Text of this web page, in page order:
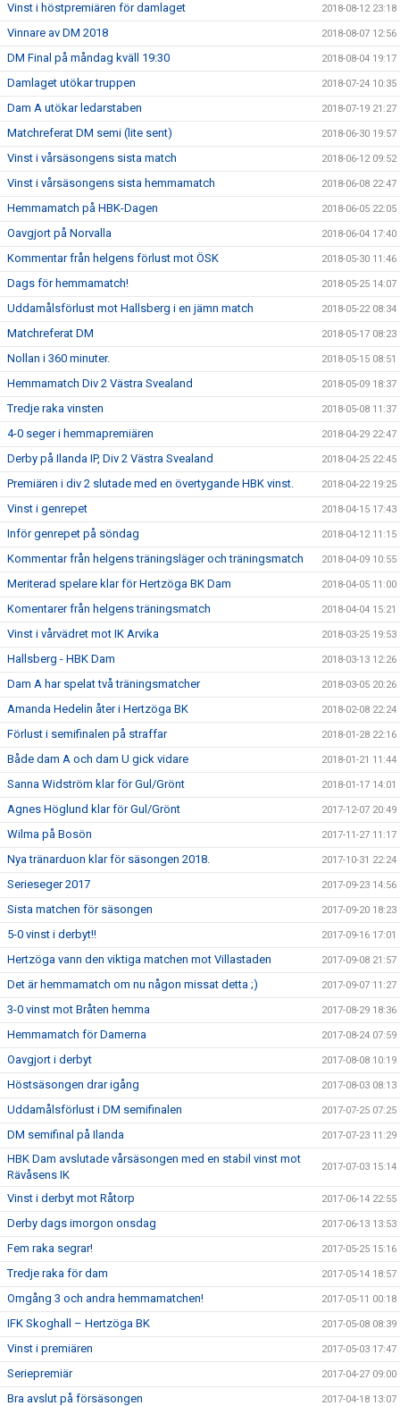
Vinst i höstpremiären för damlaget 2018-08-12 23:18
Vinnare av DM 2018 2018-08-07 12:56
DM Final på måndag kväll 19:30 2018-08-04 19:17
Damlaget utökar truppen 2018-07-24 10:35
Dam A utökar ledarstaben 2018-07-19 21:27
Matchreferat DM semi (lite sent) 2018-06-30 19:57
Vinst i vårsäsongens sista match 2018-06-12 09:52
Vinst i vårsäsongens sista hemmamatch 2018-06-08 22:47
Hemmamatch på HBK-Dagen 2018-06-05 22:05
Oavgjort på Norvalla 2018-06-04 17:40
Kommentar från helgens förlust mot ÖSK 2018-05-30 11:46
Dags för hemmamatch! 2018-05-25 14:07
Uddamålsförlust mot Hallsberg i en jämn match 2018-05-22 08:34
Matchreferat DM 2018-05-17 08:23
Nollan i 360 minuter. 2018-05-15 08:51
Hemmamatch Div 2 Västra Svealand 2018-05-09 18:37
Tredje raka vinsten 2018-05-08 11:37
4-0 seger i hemmapremiären 2018-04-29 22:47
Derby på Ilanda IP, Div 2 Västra Svealand 2018-04-25 22:45
Premiären i div 2 slutade med en övertygande HBK vinst. 2018-04-22 19:25
Vinst i genrepet 2018-04-15 17:43
Inför genrepet på söndag 2018-04-12 11:15
Kommentar från helgens träningsläger och träningsmatch 2018-04-09 10:55
Meriterad spelare klar för Hertzöga BK Dam 2018-04-05 11:00
Komentarer från helgens träningsmatch 2018-04-04 15:21
Vinst i vårvädret mot IK Arvika 2018-03-25 19:53
Hallsberg - HBK Dam 2018-03-13 12:26
Dam A har spelat två träningsmatcher 2018-03-05 20:26
Amanda Hedelin åter i Hertzöga BK 2018-02-08 22:24
Förlust i semifinalen på straffar 2018-01-28 22:16
Både dam A och dam U gick vidare 2018-01-21 11:44
Sanna Widström klar för Gul/Grönt 2018-01-17 14:01
Agnes Höglund klar för Gul/Grönt 2017-12-07 20:49
Wilma på Bosön 2017-11-27 11:17
Nya tränarduon klar för säsongen 2018. 2017-10-31 22:24
Serieseger 2017 2017-09-23 14:56
Sista matchen för säsongen 2017-09-20 18:23
5-0 vinst i derbyt!! 2017-09-16 17:01
Hertzöga vann den viktiga matchen mot Villastaden 2017-09-08 21:57
Det är hemmamatch om nu någon missat detta ;) 2017-09-07 11:27
3-0 vinst mot Bråten hemma 2017-08-29 18:36
Hemmamatch för Damerna 2017-08-24 07:59
Oavgjort i derbyt 2017-08-08 10:19
Höstsäsongen drar igång 2017-08-03 08:13
Uddamålsförlust i DM semifinalen 2017-07-25 07:25
DM semifinal på Ilanda 2017-07-23 11:29
HBK Dam avslutade vårsäsongen med en stabil vinst mot
Rävåsens IK
2017-07-03 15:14
Vinst i derbyt mot Råtorp 2017-06-14 22:55
Derby dags imorgon onsdag 2017-06-13 13:53
Fem raka segrar! 2017-05-25 15:16
Tredje raka för dam 2017-05-14 18:57
Omgång 3 och andra hemmamatchen! 2017-05-11 00:18
IFK Skoghall – Hertzöga BK 2017-05-08 08:39
Vinst i premiären 2017-05-03 17:47
Seriepremiär 2017-04-27 09:00
Bra avslut på försäsongen 2017-04-18 13:07